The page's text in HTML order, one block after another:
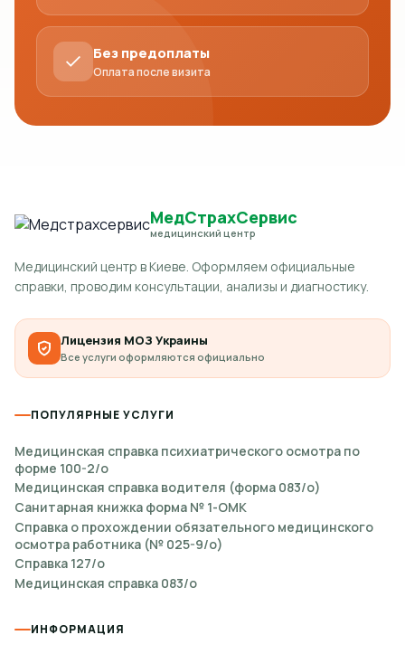
Без предоплаты
Оплата после визита
МедСтрахСервис
медицинский центр
Медицинский центр в Киеве. Оформляем официальные
справки, проводим консультации, анализы и диагностику.
Лицензия МОЗ Украины
Все услуги оформляются официально
ПОПУЛЯРНЫЕ УСЛУГИ
Медицинская справка психиатрического осмотра по
форме 100-2/о
Медицинская справка водителя (форма 083/о)
Санитарная книжка форма № 1-ОМК
Справка о прохождении обязательного медицинского
осмотра работника (№ 025-9/о)
Справка 127/о
Медицинская справка 083/о
ИНФОРМАЦИЯ